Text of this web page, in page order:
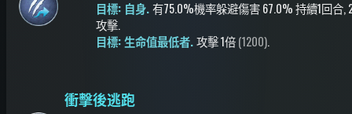
目標: 自身.有75.0%機率躲避傷害67.0%持續1回合,
攻擊.
目標: 生命值最低者.攻擊1倍(1200).
衝擊後逃跑